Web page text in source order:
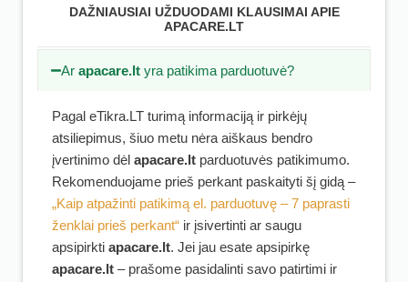
DAŽNIAUSIAI UŽDUODAMI KLAUSIMAI APIE
APACARE.LT
Arapacare.lt yra patikima parduotuvė?
Pagal eTikra.LT turimą informaciją ir pirkėjų
atsiliepimus, šiuo metu nėra aiškaus bendro
įvertinimo dėl apacare.lt parduotuvės patikimumo.
Rekomenduojame prieš perkant paskaityti šį gidą –
„Kaip atpažinti patikimą el. parduotuvę – 7 paprasti
ženklai prieš perkant“ ir įsivertinti ar saugu
apsipirkti apacare.lt. Jei jau esate apsipirkę
apacare.lt – prašome pasidalinti savo patirtimi ir